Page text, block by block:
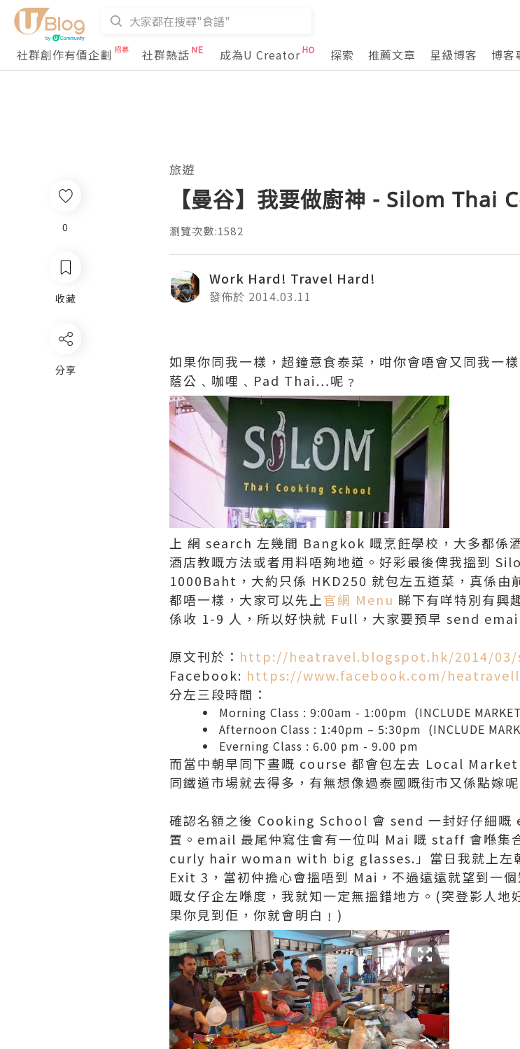
社群創作有價企劃
社群熱話 成為U Creator 探索 推薦文章 星級博客 博客
0
收藏
分享
旅遊
【曼谷】我要做廚神 - Silom Thai
瀏覽次數:1582
Work Hard! Travel Hard!
發佈於 2014.03.11
如果你同我一樣，超鐘意食泰菜，咁你會唔會又同我一
蔭公﹑咖哩﹑Pad Thai…呢﹖
上 網 search 左幾間 Bangkok 嘅烹飪學校，大多都係
酒店教嘅方法或者用料唔夠地道。好彩最後俾我搵到
1000Baht，大約只係 HKD250 就包左五道菜，真係
都唔一樣，大家可以先上官網 Menu 睇下有咩特別有興
係收 1-9 人，所以好快就 Full，大家要預早 send
原文刊於： http://heatravel.blogspot.hk/2014/
Facebook: https://www.facebook.com/
分左三段時間：
Morning Class : 9:00am - 1:00pm (INCLUDE
Afternoon Class : 1:40pm – 5:30pm (INCLUDE
Everning Class : 6.00 pm - 9.00 pm
而當中朝早同下晝嘅 course 都會包左去 Local
同鐵道市場就去得多，有無想像過泰國嘅街市又係點嫁呢
確認名額之後 Cooking School 會 send 一封好仔細嘅
置。email 最尾仲寫住會有一位叫 Mai 嘅 staff 會喺集
curly hair woman with big glasses.」當日我就上左
Exit 3，當初仲擔心會搵唔到 Mai，不過遠遠就望到一
嘅女仔企左喺度，我就知一定無搵錯地方。(突登影人地
果你見到佢，你就會明白﹗)